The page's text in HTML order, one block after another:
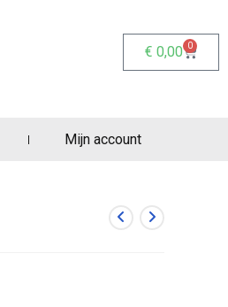
€ 0,00 0
Mijn account